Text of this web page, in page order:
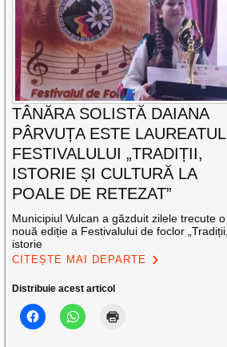
TÂNĂRA SOLISTĂ DAIANA
PÂRVUȚA ESTE LAUREATUL
FESTIVALULUI „TRADIȚII,
ISTORIE ȘI CULTURĂ LA
POALE DE RETEZAT”
Municipiul Vulcan a găzduit zilele trecute o
nouă ediție a Festivalului de foclor „Tradiții,
istorie
CITEȘTE MAI DEPARTE
Distribuie acest articol